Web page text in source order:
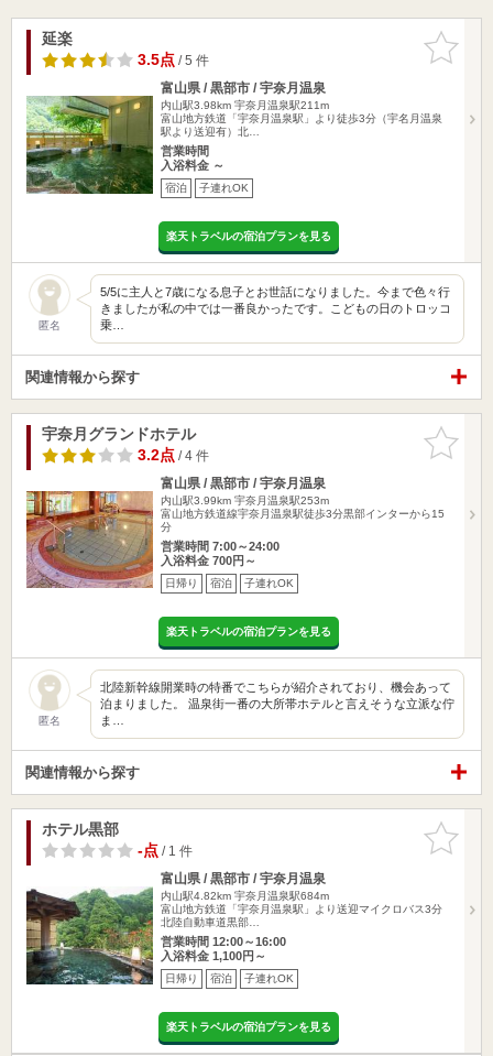
お気に入
りに追加
延楽
3.5点/ 5 件
富山県 / 黒部市 / 宇奈月温泉
内山駅3.98km 宇奈月温泉駅211m
富山地方鉄道「宇奈月温泉駅」より徒歩3分（宇名月温泉
駅より送迎有）北…
営業時間
入浴料金 ～
宿泊 子連れOK
楽天トラベルの宿泊プランを見る
匿名
5/5に主人と7歳になる息子とお世話になりました。今まで色々行
きましたが私の中では一番良かったです。こどもの日のトロッコ
乗…
関連情報から探す
お気に入
りに追加
宇奈月グランドホテル
3.2点/ 4 件
富山県 / 黒部市 / 宇奈月温泉
内山駅3.99km 宇奈月温泉駅253m
富山地方鉄道線宇奈月温泉駅徒歩3分黒部インターから15
分
営業時間 7:00～24:00
入浴料金 700円～
日帰り 宿泊 子連れOK
楽天トラベルの宿泊プランを見る
匿名
北陸新幹線開業時の特番でこちらが紹介されており、機会あって
泊まりました。 温泉街一番の大所帯ホテルと言えそうな立派な佇
ま…
関連情報から探す
お気に入
りに追加
ホテル黒部
-点/ 1 件
富山県 / 黒部市 / 宇奈月温泉
内山駅4.82km 宇奈月温泉駅684m
富山地方鉄道「宇奈月温泉駅」より送迎マイクロバス3分
北陸自動車道黒部…
営業時間 12:00～16:00
入浴料金 1,100円～
日帰り 宿泊 子連れOK
楽天トラベルの宿泊プランを見る